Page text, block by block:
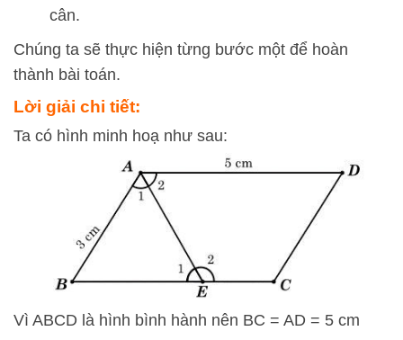
cân.
Chúng ta sẽ thực hiện từng bước một để hoàn
thành bài toán.
Lời giải chi tiết:
Ta có hình minh hoạ như sau:
Vì ABCD là hình bình hành nên BC = AD = 5 cm